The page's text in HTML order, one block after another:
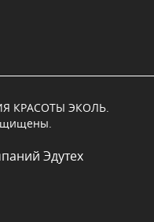
КРАСОТЫ ЭКОЛЬ.
Эдутех